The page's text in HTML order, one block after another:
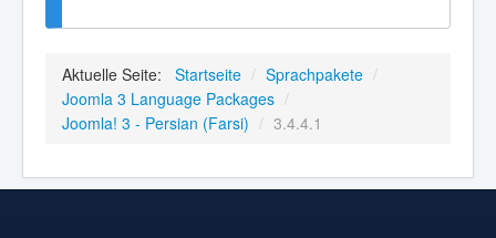
Aktuelle Seite: Startseite / Sprachpakete /
Joomla 3 Language Packages /
Joomla! 3 - Persian (Farsi) / 3.4.4.1